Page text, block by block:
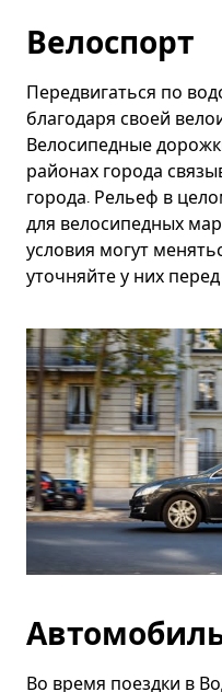
Велоспорт
Передвигаться по
благодаря своей
Велосипедные
районах города
города. Рельеф в
для велосипедных
условия могут
уточняйте у них
Во время поездки в